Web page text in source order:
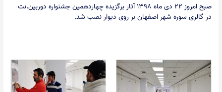
صبح امروز ۲۲ دی ماه ۱۳۹۸ آثار برگزیده چهاردهمین جشنواره دوربین.نت
در گالری سوره شهر اصفهان بر روی دیوار نصب شد.